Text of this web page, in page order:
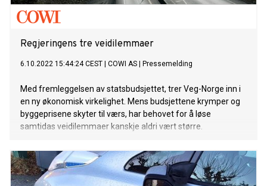
Regjeringens tre veidilemmaer
6.10.2022 15:44:24 CEST COWI AS Pressemelding
Med fremleggelsen av statsbudsjettet, trer Veg-Norge inn i
en ny økonomisk virkelighet. Mens budsjettene krymper og
byggeprisene skyter til værs, har behovet for å løse
samtidas veidilemmaer kanskje aldri vært større.